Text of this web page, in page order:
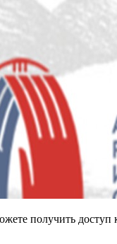
получить